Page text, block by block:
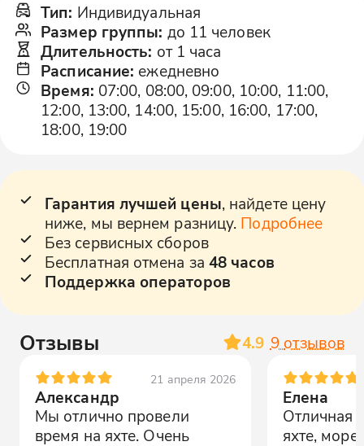
Тип: Индивидуальная
Размер группы: до 11 человек
Длительность: от 1 часа
Расписание: ежедневно
Время: 07:00, 08:00, 09:00, 10:00, 11:00,
12:00, 13:00, 14:00, 15:00, 16:00, 17:00,
18:00, 19:00
Гарантия лучшей цены, найдете цену
ниже, мы вернем разницу. Подробнее
Без сервисных сборов
Бесплатная отмена за 48 часов
Поддержка операторов
Отзывы 4.9 9 отзывов
21 апреля 2026
Александр
Мы отлично провели
время на яхте. Очень
Елена
Отличная
яхте, море